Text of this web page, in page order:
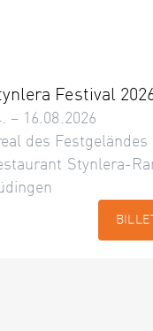
Festival
– 16.08.2026
des Festgeländes
Stynlera-